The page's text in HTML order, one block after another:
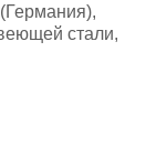
стали,